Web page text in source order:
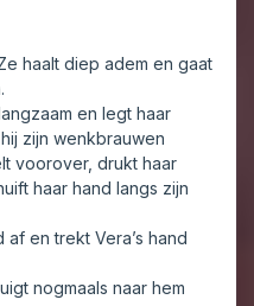
haalt diep adem en gaat
en legt haar
zijn wenkbrauwen
voorover, drukt haar
haar hand langs zijn
en trekt Vera’s hand
nogmaals naar hem